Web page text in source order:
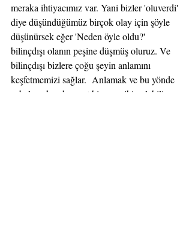
meraka ihtiyacımız var. Yani bizler 'oluverdi'
diye düşündüğümüz birçok olay için şöyle
düşünürsek eğer 'Neden öyle oldu?'
bilinçdışı olanın peşine düşmüş oluruz. Ve
bilinçdışı bizlere çoğu şeyin anlamını
keşfetmemizi sağlar.  Anlamak ve bu yönde
çabalamak çok soyut bir şey gibi gelebilir